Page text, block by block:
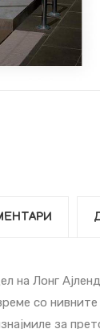
на Лонг
со нивните
за